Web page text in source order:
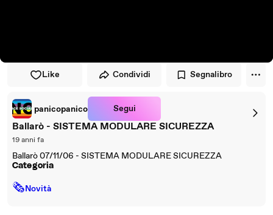
Like Condividi Segnalibro
panicopanico Segui
Ballarò - SISTEMA MODULARE SICUREZZA
19 anni fa
Ballarò 07/11/06 - SISTEMA MODULARE SICUREZZA
Categoria
🗞Novità